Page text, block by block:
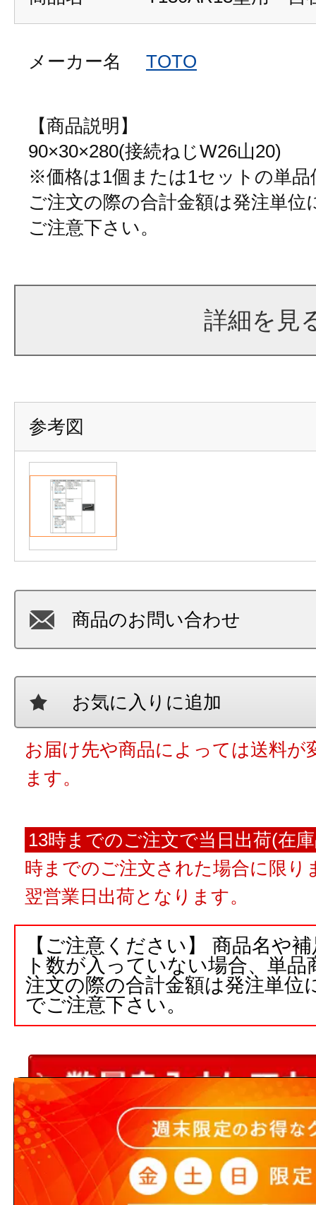
メーカー名 TOTO
【商品説明】
90×30×280(接続ねじW26山20)
※価格は1個または1セットの単
ご注文の際の合計金額は発注単
ご注意下さい。
詳細を見
参考図
商品のお問い合わせ
お気に入りに追加
お届け先や商品によっては送料が
ます。
13時までのご注文で当日出荷(在
時までのご注文された場合に限り
翌営業日出荷となります。
【ご注意ください】 商品名や
ト数が入っていない場合、単
注文の際の合計金額は発注単位
でご注意下さい。
3,000円以上(税込)のご注文
５営業日出荷(メーカー手配品)